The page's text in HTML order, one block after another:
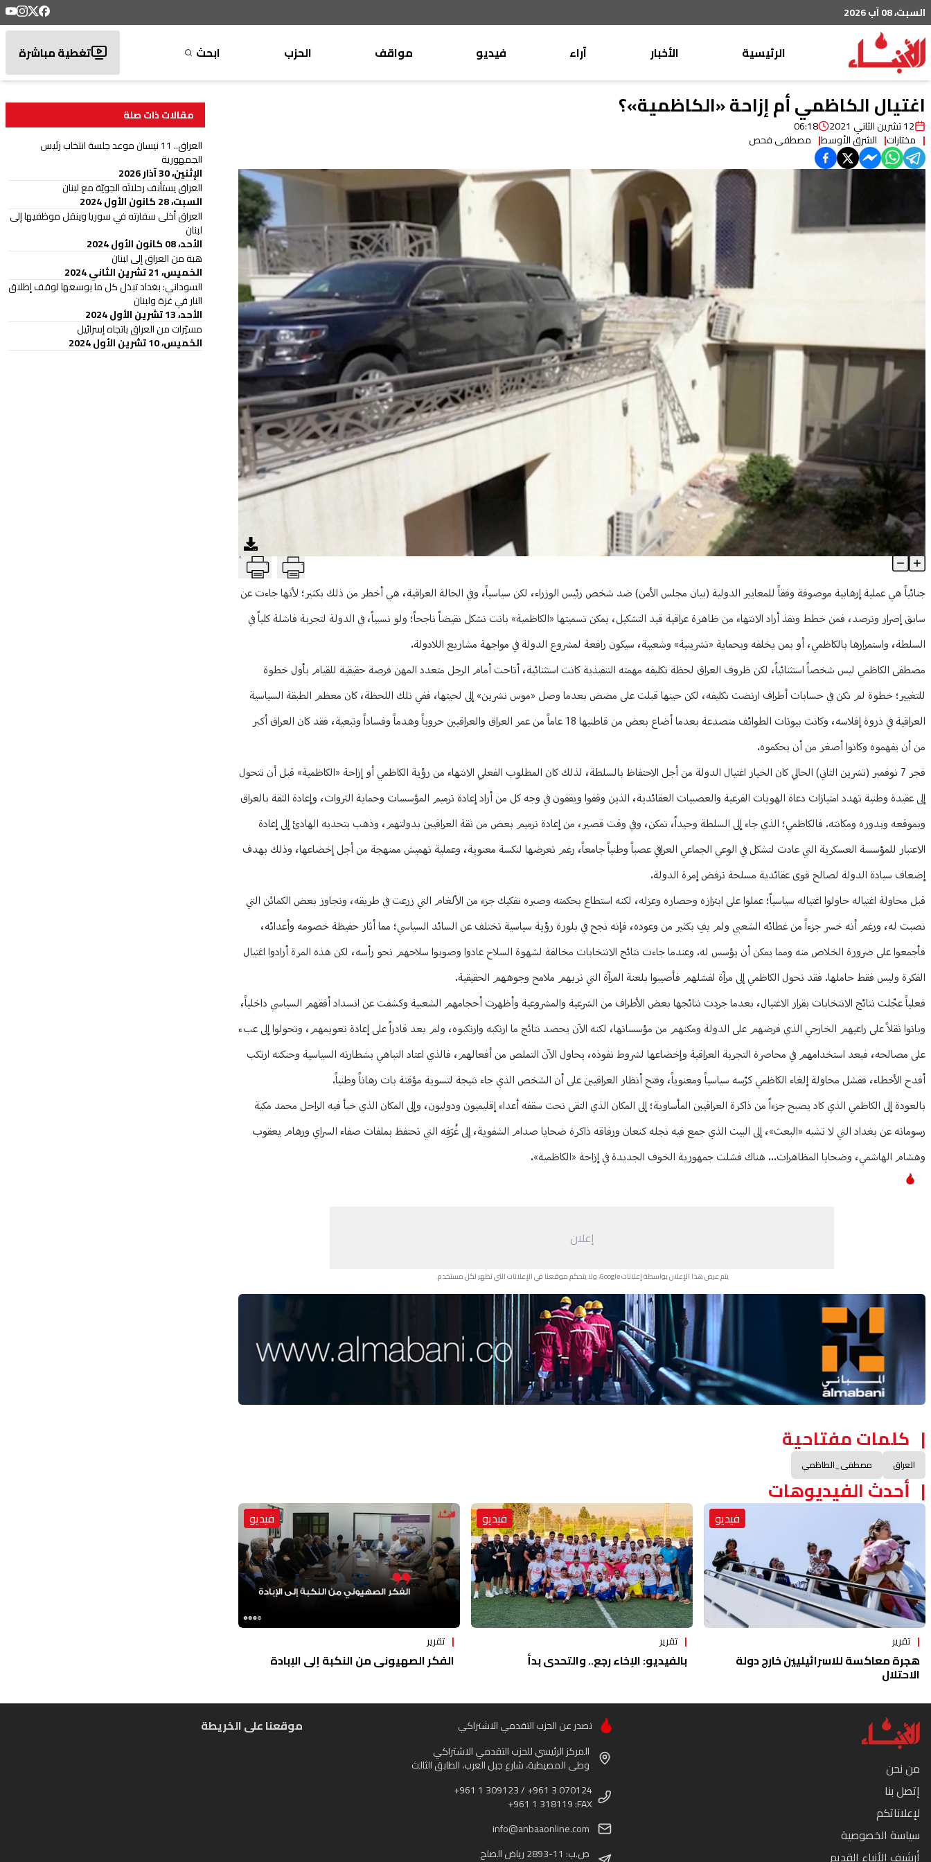
السبت، 08 آب 2026
الرئيسية
الأخبار
محليات
خاص
رياضة
من لبنان
ثقافة ومجتمع
منوعات
آراء
منبر
بريد
القرّاء
فيديو مواقف الحزب ابحث تغطية مباشرة
اغتيال الكاظمي أم إزاحة «الكاظمية»؟
12 تشرين الثاني 2021 06:18
مختارات الشرق الأوسط مصطفى فحص
اغتيال الكاظمي أم إزاحة «الكاظمية»؟ T
Article Content
جنائياً هي عملية إرهابية موصوفة وفقاً للمعايير الدولية (بيان مجلس الأمن) ضد شخص رئيس الوزراء، لكن سياسياً، وفي الحالة العراقية، هي أخطر من ذلك بكثير؛ لأنها جاءت عن
سابق إصرار وترصد، فمن خطط ونفذ أراد الانتهاء من ظاهرة عراقية قيد التشكيل، يمكن تسميتها «الكاظمية» باتت تشكل نقيضاً ناجحاً؛ ولو نسبياً، في الدولة لتجربة فاشلة كلياً في
السلطة، واستمرارها بالكاظمي، أو بمن يخلفه وبحماية «تشرينية» وشعبية، سيكون رافعة لمشروع الدولة في مواجهة مشاريع اللادولة.
مصطفى الكاظمي ليس شخصاً استثنائياً، لكن ظروف العراق لحظة تكليفه مهمته التنفيذية كانت استثنائية، أتاحت أمام الرجل متعدد المهن فرصة حقيقية للقيام بأول خطوة
للتغيير؛ خطوة لم تكن في حسابات أطراف ارتضت تكليفه، لكن حينها قبلت على مضض بعدما وصل «موس تشرين» إلى لحيتها، ففي تلك اللحظة، كان معظم الطبقة السياسية
العراقية في ذروة إفلاسه، وكانت بيوتات الطوائف متصدعة بعدما أضاع بعض من قاطنيها 18 عاماً من عمر العراق والعراقيين حروباً وهدماً وفساداً وتبعية، فقد كان العراق أكبر
من أن يفهموه وكانوا أصغر من أن يحكموه.
فجر 7 نوفمبر (تشرين الثاني) الحالي كان الخيار اغتيال الدولة من أجل الاحتفاظ بالسلطة، لذلك كان المطلوب الفعلي الانتهاء من رؤية الكاظمي أو إزاحة «الكاظمية» قبل أن تتحول
إلى عقيدة وطنية تهدد امتيازات دعاة الهويات الفرعية والعصبيات العقائدية، الذين وقفوا ويقفون في وجه كل من أراد إعادة ترميم المؤسسات وحماية الثروات، وإعادة الثقة بالعراق
وبموقعه وبدوره ومكانته. فالكاظمي؛ الذي جاء إلى السلطة وحيداً، تمكن، وفي وقت قصير، من إعادة ترميم بعض من ثقة العراقيين بدولتهم، وذهب بتحديه الهادئ إلى إعادة
الاعتبار للمؤسسة العسكرية التي عادت لتشكل في الوعي الجماعي العراقي عصباً وطنياً جامعاً، رغم تعرضها لنكسة معنوية، وعملية تهميش ممنهجة من أجل إخضاعها، وذلك بهدف
إضعاف سيادة الدولة لصالح قوى عقائدية مسلحة ترفض إمرة الدولة.
قبل محاولة اغتياله حاولوا اغتياله سياسياً؛ عملوا على ابتزازه وحصاره وعزله، لكنه استطاع بحكمته وصبره تفكيك جزء من الألغام التي زرعت في طريقه، وتجاوز بعض الكمائن التي
نصبت له، ورغم أنه خسر جزءاً من غطائه الشعبي ولم يفِ بكثير من وعوده، فإنه نجح في بلورة رؤية سياسية تختلف عن السائد السياسي؛ مما أثار حفيظة خصومه وأعدائه،
فأجمعوا على ضرورة الخلاص منه ومما يمكن أن يؤسس له. وعندما جاءت نتائج الانتخابات مخالفة لشهوة السلاح عادوا وصوبوا سلاحهم نحو رأسه، لكن هذه المرة أرادوا اغتيال
الفكرة وليس فقط حاملها. فقد تحول الكاظمي إلى مرآة لفشلهم فأصيبوا بلعنة المرآة التي تريهم ملامح وجوههم الحقيقية.
فعلياً عجّلت نتائج الانتخابات بقرار الاغتيال، بعدما جردت نتائجها بعض الأطراف من الشرعية والمشروعية وأظهرت أحجامهم الشعبية وكشفت عن انسداد أفقهم السياسي داخلياً،
وباتوا ثقلاً على راعيهم الخارجي الذي فرضهم على الدولة ومكنهم من مؤسساتها، لكنه الآن يحصد نتائج ما ارتكبه وارتكبوه، ولم يعد قادراً على إعادة تعويمهم، وتحولوا إلى عبء
على مصالحه، فبعد استخدامهم في محاصرة التجربة العراقية وإخضاعها لشروط نفوذه، يحاول الآن التملص من أفعالهم، فالذي اعتاد التباهي بشطارته السياسية وحنكته ارتكب
أفدح الأخطاء، ففشل محاولة إلغاء الكاظمي كرّسه سياسياً ومعنوياً، وفتح أنظار العراقيين على أن الشخص الذي جاء نتيجة لتسوية مؤقتة بات رهاناً وطنياً.
بالعودة إلى الكاظمي الذي كاد يصبح جزءاً من ذاكرة العراقيين المأساوية؛ إلى المكان الذي التقى تحت سقفه أعداء إقليميون ودوليون، وإلى المكان الذي خبأ فيه الراحل محمد مكية
رسوماته عن بغداد التي لا تشبه «البعث»، إلى البيت الذي جمع فيه نجله كنعان ورفاقه ذاكرة ضحايا صدام الشفوية، إلى غُرَفِه التي تحتفظ بملفات صفاء السراي ورهام يعقوب
وهشام الهاشمي، وضحايا المظاهرات... هناك فشلت جمهورية الخوف الجديدة في إزاحة «الكاظمية».
إعلان
يتم عرض هذا الإعلان بواسطة إعلانات Google، ولا يتحكم موقعنا في الإعلانات التي تظهر لكل مستخدم.
Advertisement Section
كلمات مفتاحية
العراق مصطفى_الطاظمي
أحدث الفيديوهات
فيديو
تقرير
هجرة معاكسة للاسرائيليين خارج دولة
الاحتلال
فيديو
تقرير
بالفيديو: الإخاء رجع.. والتحدي بدأ
فيديو
تقرير
الفكر الصهيوني من النكبة إلى الإبادة
مقالات ذات صلة
العراق.. 11 نيسان موعد جلسة انتخاب رئيس
الجمهورية
الإثنين، 30 آذار 2026
العراق يستأنف رحلاتَه الجويّة مع لبنان
السبت، 28 كانون الأول 2024
العراق أخلى سفارته في سوريا وينقل موظفيها إلى
لبنان
الأحد، 08 كانون الأول 2024
هبة من العراق إلى لبنان
الخميس، 21 تشرين الثاني 2024
السوداني: بغداد تبذل كل ما بوسعها لوقف إطلاق
النار في غزة ولبنان
الأحد، 13 تشرين الأول 2024
مسيّرات من العراق باتجاه إسرائيل
الخميس، 10 تشرين الأول 2024
من نحن
إتصل بنا
لإعلاناتكم
سياسة الخصوصية
أرشيف الأنباء القديم
تصدر عن الحزب التقدمي الاشتراكي
المركز الرئيسي للحزب التقدمي الاشتراكي
وطى المصيطبة، شارع جبل العرب، الطابق الثالث
+961 1 309123 / +961 3 070124
+961 1 318119 :FAX
info@anbaaonline.com
ص.ب: 11-2893 رياض الصلح
موقعنا على الخريطة